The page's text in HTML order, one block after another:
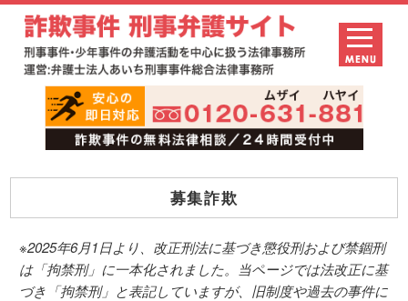
募集詐欺
※2025年6月1日より、改正刑法に基づき懲役刑および禁錮刑
は「拘禁刑」に一本化されました。当ページでは法改正に基
づき「拘禁刑」と表記していますが、旧制度や過去の事件に